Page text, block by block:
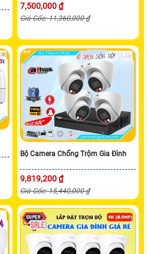
7,500,000 ₫
Giá Gốc: 11,360,000 ₫
Bộ Camera Chống Trộm Gia Đình
9,819,200 ₫
Giá Gốc: 15,440,000 ₫